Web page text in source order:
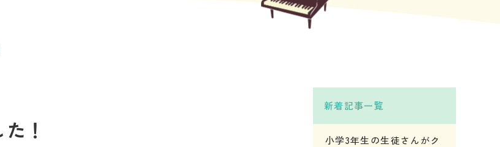
！
新着記事一覧
小学3年生の生徒さんがク